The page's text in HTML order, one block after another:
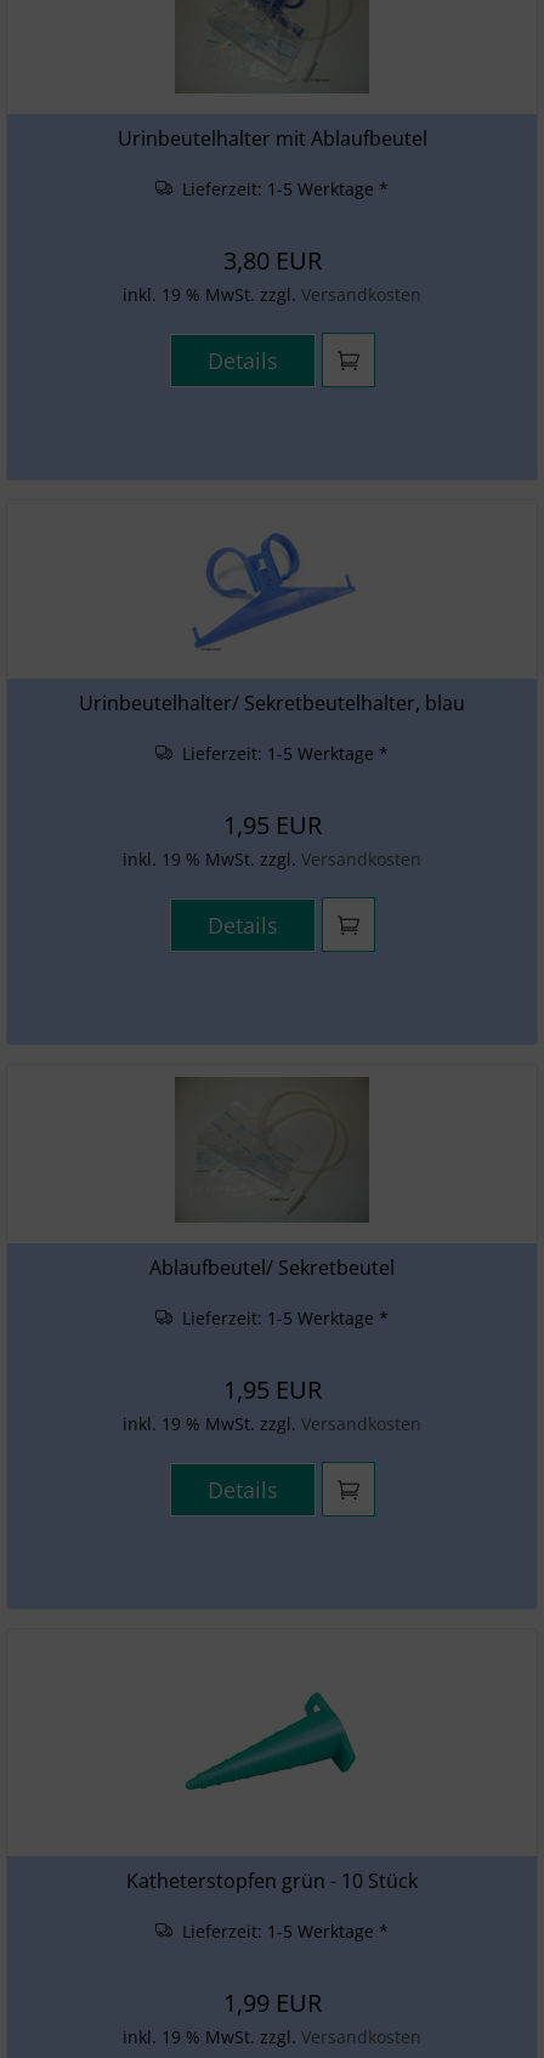
Urinbeutelhalter mit Ablaufbeutel
Lieferzeit: 1-5 Werktage *
3,80 EUR
inkl. 19 % MwSt. zzgl. Versandkosten
Details
Urinbeutelhalter/ Sekretbeutelhalter, blau
Lieferzeit: 1-5 Werktage *
1,95 EUR
inkl. 19 % MwSt. zzgl. Versandkosten
Details
Ablaufbeutel/ Sekretbeutel
Lieferzeit: 1-5 Werktage *
1,95 EUR
inkl. 19 % MwSt. zzgl. Versandkosten
Details
Katheterstopfen grün - 10 Stück
Lieferzeit: 1-5 Werktage *
1,99 EUR
inkl. 19 % MwSt. zzgl. Versandkosten